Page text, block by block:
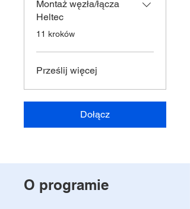
Montaż węzła/łącza
Heltec
.11 kroków
Prześlij więcej
Dołącz
O programie